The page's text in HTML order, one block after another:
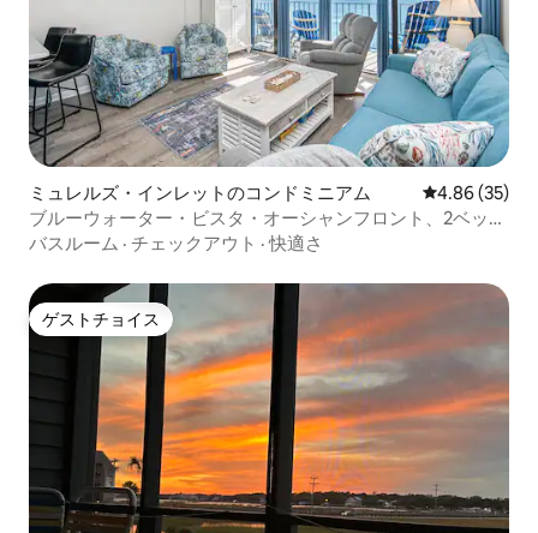
ミュレルズ・インレットのコンドミニアム レビュー35
4.86 (35)
ブルーウォーター・ビスタ・オーシャンフロント、2ベッド
ルームと2バスルーム、ロイヤルガーデン
バスルーム · チェックアウト ·快適さ
ゲストチョイス
ゲストチョイス